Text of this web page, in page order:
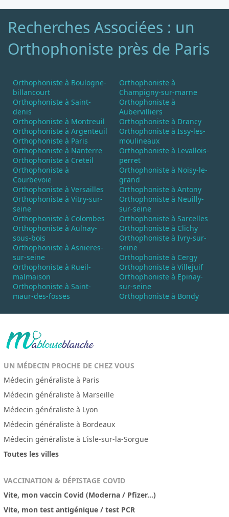
Recherches Associées : un
Orthophoniste près de Paris
Orthophoniste à Boulogne-
billancourt
Orthophoniste à Saint-
denis
Orthophoniste à Montreuil
Orthophoniste à Argenteuil
Orthophoniste à Paris
Orthophoniste à Nanterre
Orthophoniste à Creteil
Orthophoniste à
Courbevoie
Orthophoniste à Versailles
Orthophoniste à Vitry-sur-
seine
Orthophoniste à Colombes
Orthophoniste à Aulnay-
sous-bois
Orthophoniste à Asnieres-
sur-seine
Orthophoniste à Rueil-
malmaison
Orthophoniste à Saint-
maur-des-fosses
Orthophoniste à
Champigny-sur-marne
Orthophoniste à
Aubervilliers
Orthophoniste à Drancy
Orthophoniste à Issy-les-
moulineaux
Orthophoniste à Levallois-
perret
Orthophoniste à Noisy-le-
grand
Orthophoniste à Antony
Orthophoniste à Neuilly-
sur-seine
Orthophoniste à Sarcelles
Orthophoniste à Clichy
Orthophoniste à Ivry-sur-
seine
Orthophoniste à Cergy
Orthophoniste à Villejuif
Orthophoniste à Epinay-
sur-seine
Orthophoniste à Bondy
UN MÉDECIN PROCHE DE CHEZ VOUS
Médecin généraliste à Paris
Médecin généraliste à Marseille
Médecin généraliste à Lyon
Médecin généraliste à Bordeaux
Médecin généraliste à L'isle-sur-la-Sorgue
Toutes les villes
VACCINATION & DÉPISTAGE COVID
Vite, mon vaccin Covid (Moderna / Pfizer...)
Vite, mon test antigénique / test PCR